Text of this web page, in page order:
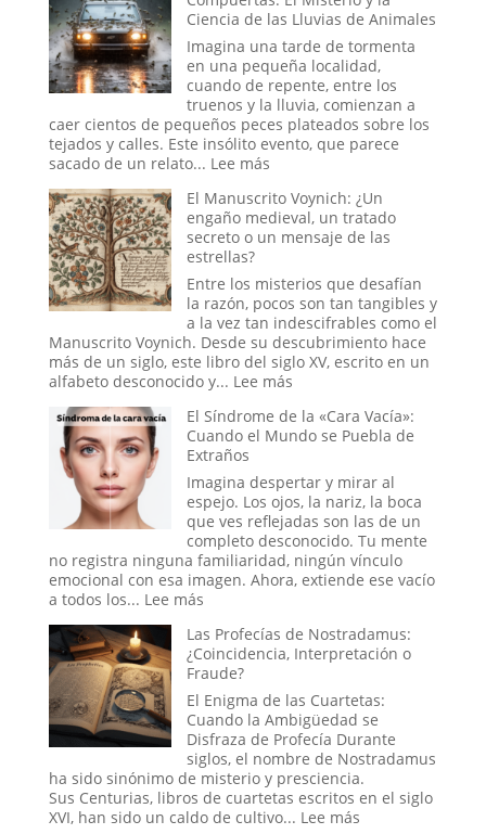
la
Reconfiguración
del
Orden
Global
en
la
Ciencia de las Lluvias de Animales
Imagina una tarde de tormenta
en una pequeña localidad,
cuando de repente, entre los
truenos y la lluvia, comienzan a
caer cientos de pequeños peces plateados sobre los
tejados y calles. Este insólito evento, que parece
sacado de un relato... Lee más:
el
Cielo
Abre
Compuertas:
El
Misterio
y
la
Ciencia
las
Lluvias
Animales
El Manuscrito Voynich: ¿Un
engaño medieval, un tratado
secreto o un mensaje de las
estrellas?
Entre los misterios que desafían
la razón, pocos son tan tangibles y
a la vez tan indescifrables como el
Manuscrito Voynich. Desde su descubrimiento hace
más de un siglo, este libro del siglo XV, escrito en un
alfabeto desconocido y... Lee más:
Manuscrito
Voynich:
engaño
medieval,
un
tratado
secreto
o
de
las
El Síndrome de la «Cara Vacía»:
Cuando el Mundo se Puebla de
Extraños
Imagina despertar y mirar al
espejo. Los ojos, la nariz, la boca
que ves reflejadas son las de un
completo desconocido. Tu mente
no registra ninguna familiaridad, ningún vínculo
emocional con esa imagen. Ahora, extiende ese vacío
a todos los... Lee más:
Síndrome
de
la
«Cara
Vacía»:
Cuando
el
Mundo
se
Puebla
Las Profecías de Nostradamus:
¿Coincidencia, Interpretación o
Fraude?
El Enigma de las Cuartetas:
Cuando la Ambigüedad se
Disfraza de Profecía Durante
siglos, el nombre de Nostradamus
ha sido sinónimo de misterio y presciencia.
Sus Centurias, libros de cuartetas escritos en el siglo
XVI, han sido un caldo de cultivo... Lee más: